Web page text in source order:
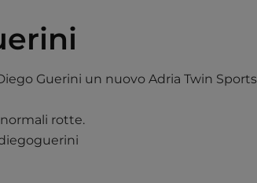
Guerini un nuovo Adria Twin
rotte.